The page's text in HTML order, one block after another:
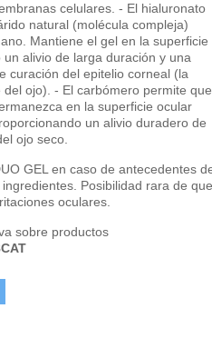
celulares. - El hialuronato
natural (molécula compleja)
Mantiene el gel en la superficie
alivio de larga duración y una
curación del epitelio corneal (la
ojo). - El carbómero permite que
en la superficie ocular
un alivio duradero de
ojo seco.
GEL en caso de antecedentes
Posibilidad rara de que
oculares.
sobre productos